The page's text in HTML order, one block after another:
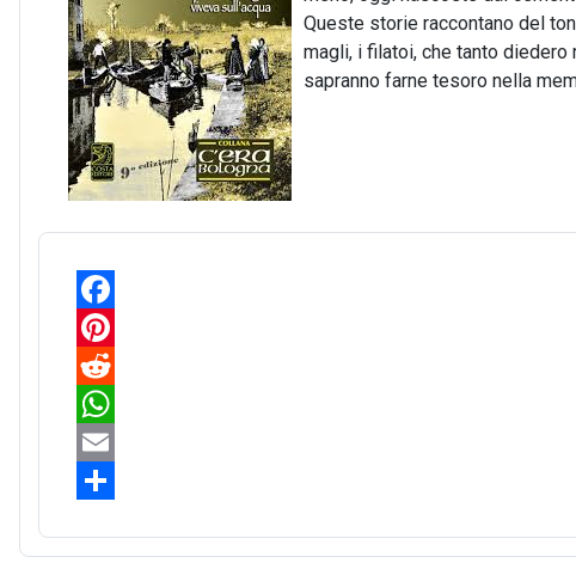
Queste storie raccontano del
magli, i filatoi, che tanto
sapranno farne tesoro nella
F
a
c
e
b
o
P
n
r
R
e
d
i
W
h
t
E
a
h